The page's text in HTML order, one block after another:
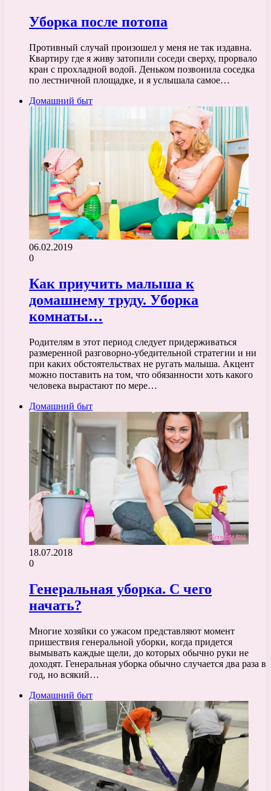
Уборка после потопа
Противный случай произошел у меня не так издавна.
Квартиру где я живу затопили соседи сверху, прорвало
кран с прохладной водой. Деньком позвонила соседка
по лестничной площадке, и я услышала самое…
Домашний быт
06.02.2019
0
Как приучить малыша к
домашнему труду. Уборка
комнаты…
Родителям в этот период следует придерживаться
размеренной разговорно-убедительной стратегии и ни
при каких обстоятельствах не ругать малыша. Акцент
можно поставить на том, что обязанности хоть какого
человека вырастают по мере…
Домашний быт
18.07.2018
0
Генеральная уборка. С чего
начать?
Многие хозяйки со ужасом представляют момент
пришествия генеральной уборки, когда придется
вымывать каждые щели, до которых обычно руки не
доходят. Генеральная уборка обычно случается два раза в
год, но всякий…
Домашний быт